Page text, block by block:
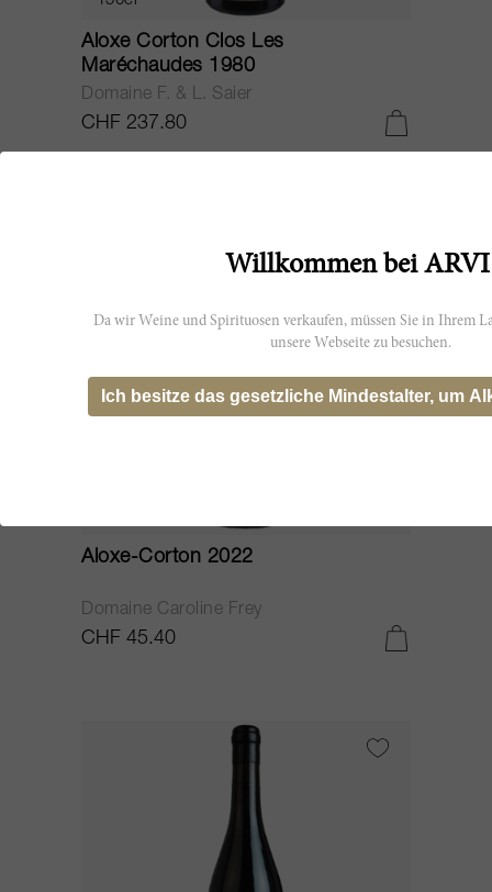
Aloxe Corton Clos Les
Maréchaudes 1980
Domaine F. & L. Saier
CHF 237.80
Aloxe-Corton 2022
Domaine Caroline Frey
CHF 45.40
Willkommen bei
Da wir Weine und Spirituosen verkaufen, müssen Sie in Ihrem
unsere Webseite zu besuchen.
Ich besitze das gesetzliche Mindestalter, um